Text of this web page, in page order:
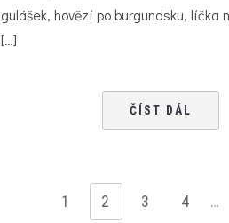
gulášek, hovězí po burgundsku, líčka
[…]
ČÍST DÁL
1 2 3 4 …